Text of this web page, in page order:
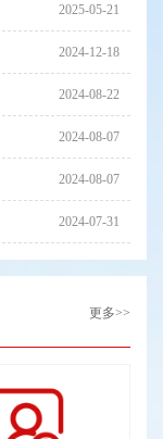
2025-05-21
2024-12-18
2024-08-22
2024-08-07
2024-08-07
2024-07-31
更多>>